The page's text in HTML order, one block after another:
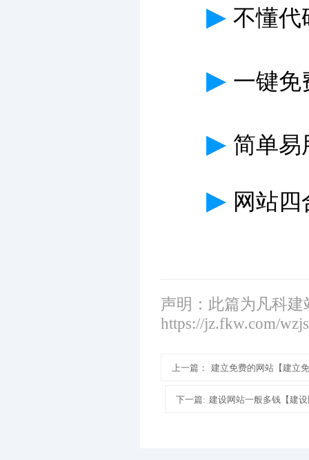
▶ 不懂代
▶ 一键免
▶ 简单易
▶ 网站四
声明：此篇为凡科
https://jz.fkw.com/
上一篇： 建立免费的网站【建立
下一篇: 建设网站一般多钱【建